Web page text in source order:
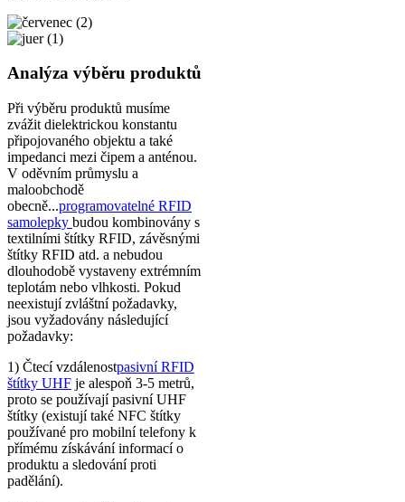
Analýza výběru produktů
Při výběru produktů musíme
zvážit dielektrickou konstantu
připojovaného objektu a také
impedanci mezi čipem a anténou.
V oděvním průmyslu a
maloobchodě
obecně...programovatelné RFID
samolepky budou kombinovány s
textilními štítky RFID, závěsnými
štítky RFID atd. a nebudou
dlouhodobě vystaveny extrémním
teplotám nebo vlhkosti. Pokud
neexistují zvláštní požadavky,
jsou vyžadovány následující
požadavky:
1) Čtecí vzdálenostpasivní RFID
štítky UHF je alespoň 3-5 metrů,
proto se používají pasivní UHF
štítky (existují také NFC štítky
používané pro mobilní telefony k
přímému získávání informací o
produktu a sledování proti
padělání).